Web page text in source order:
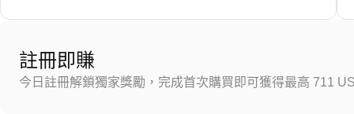
註冊即賺
今日註冊解鎖獨家獎勵，完成首次購買即可獲得最高 711